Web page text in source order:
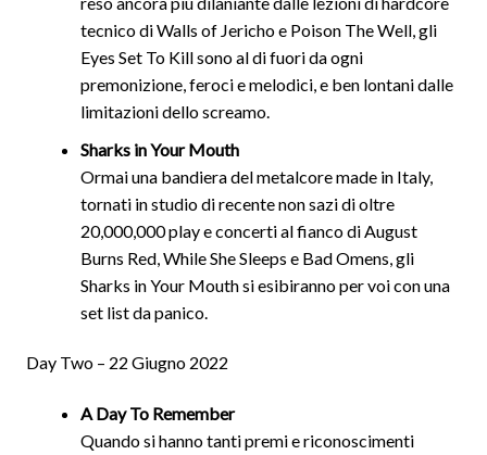
tecnico di Walls of Jericho e Poison The Well, gli
Eyes Set To Kill sono al di fuori da ogni
premonizione, feroci e melodici, e ben lontani dalle
limitazioni dello screamo.
Sharks in Your Mouth
Ormai una bandiera del metalcore made in Italy,
tornati in studio di recente non sazi di oltre
20,000,000 play e concerti al fianco di August
Burns Red, While She Sleeps e Bad Omens, gli
Sharks in Your Mouth si esibiranno per voi con una
set list da panico.
Day Two – 22 Giugno 2022
A Day To Remember
Quando si hanno tanti premi e riconoscimenti